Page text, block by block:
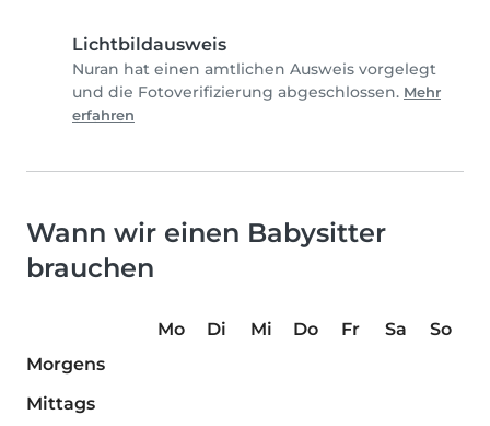
Lichtbildausweis
Nuran hat einen amtlichen Ausweis vorgelegt
und die Fotoverifizierung abgeschlossen. Mehr
erfahren
Wann wir einen Babysitter
brauchen
Mo Di Mi Do Fr Sa
So
Morgens
Mittags